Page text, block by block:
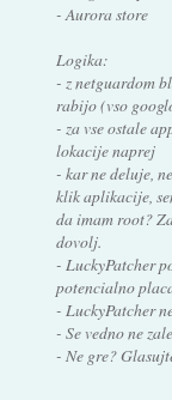
- Aurora store
Logika:
- z netguardom
rabijo (vso
- za vse ostale
lokacije naprej
- kar ne deluje,
klik aplikacije,
da imam root?
dovolj.
- LuckyPatcher
potencialno
- LuckyPatcher
- Se vedno ne
- Ne gre?